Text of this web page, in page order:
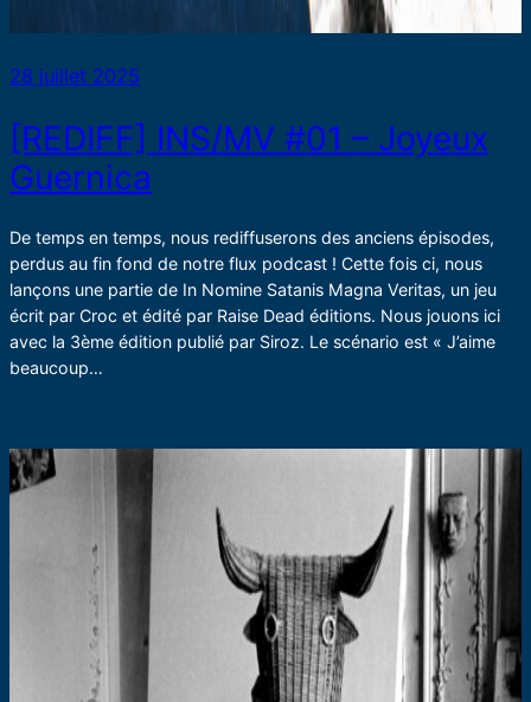
28 juillet 2025
[REDIFF] INS/MV #01 – Joyeux
Guernica
De temps en temps, nous rediffuserons des anciens épisodes,
perdus au fin fond de notre flux podcast ! Cette fois ci, nous
lançons une partie de In Nomine Satanis Magna Veritas, un jeu
écrit par Croc et édité par Raise Dead éditions. Nous jouons ici
avec la 3ème édition publié par Siroz. Le scénario est « J’aime
beaucoup…